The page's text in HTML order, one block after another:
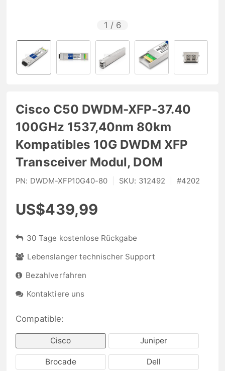
1 / 6
Cisco C50 DWDM-XFP-37.40
100GHz 1537,40nm 80km
Kompatibles 10G DWDM XFP
Transceiver Modul, DOM
PN: DWDM-XFP10G40-80 SKU: 312492 #4202
US$439,99
30 Tage kostenlose Rückgabe
Lebenslanger technischer Support
Bezahlverfahren
Kontaktiere uns
Compatible:
Cisco Juniper
Brocade Dell